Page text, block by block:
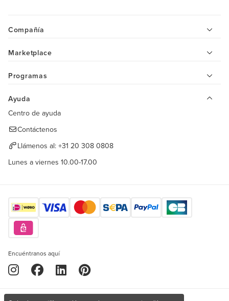
Compañía
Marketplace
Programas
Ayuda
Centro de ayuda
Contáctenos
Llámenos al: +31 20 308 0808
Lunes a viernes 10.00-17.00
Encuéntranos aquí